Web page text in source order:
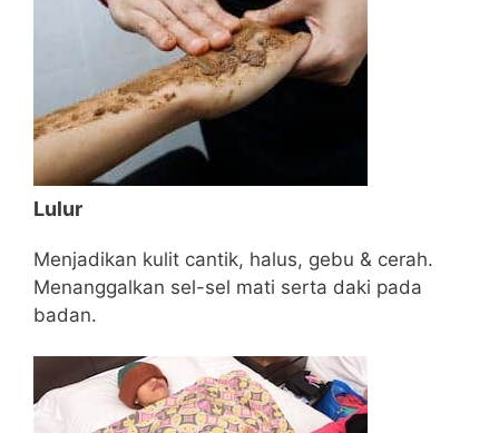
Lulur
Menjadikan kulit cantik, halus, gebu & cerah.
Menanggalkan sel-sel mati serta daki pada
badan.